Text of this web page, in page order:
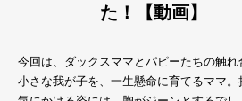
た！【動画】
今回は、ダックスママとパピーたちの触
小さな我が子を、一生懸命に育てるママ